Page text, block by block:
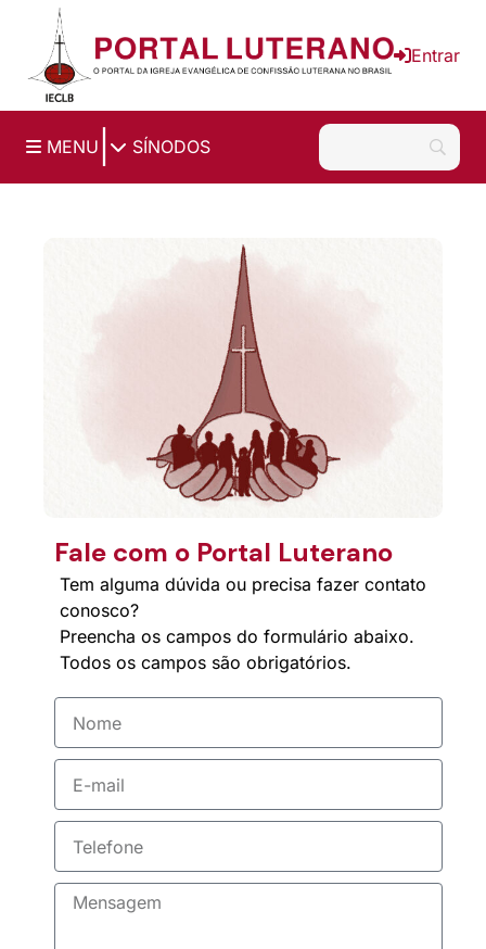
Ir para o conteúdo principal
Entrar
MENU SÍNODOS
Fale com o Portal Luterano
Tem alguma dúvida ou precisa fazer contato
conosco?
Preencha os campos do formulário abaixo.
Todos os campos são obrigatórios.